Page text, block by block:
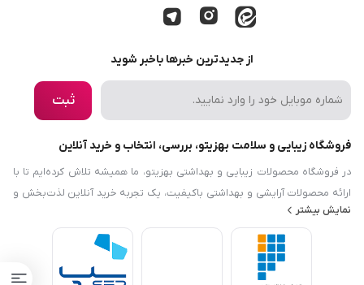
از جدیدترین خبرها باخبر شوید
ثبت
فروشگاه زیبایی و سلامت بهزیتو، بررسی، انتخاب و خرید آنلاین
در فروشگاه محصولات زیبایی و بهداشتی بهزیتو، ما همیشه تلاش کرده‌ایم تا با
ارائه محصولات آرایشی و بهداشتی باکیفیت، یک تجربه خرید آنلاین لذت‌بخش و
رضایت‌بخش را برایتان فراهم کنیم. هدف ما این است که نیازها و دانش مرتبط با
زیبایی، بهداشت و سلامت را در دسترس شما قرار دهیم. فروشگاه محصولات
زیبایی و بهداشتی بهزیتو نه‌تنها در زمینه محصولات آرایشی و بهداشتی فعالیت
می‌کند، بلکه با معرفی محصولات حوزه سلامت و محصولات ارگانیک، سعی دارد
نمایش بیشتر